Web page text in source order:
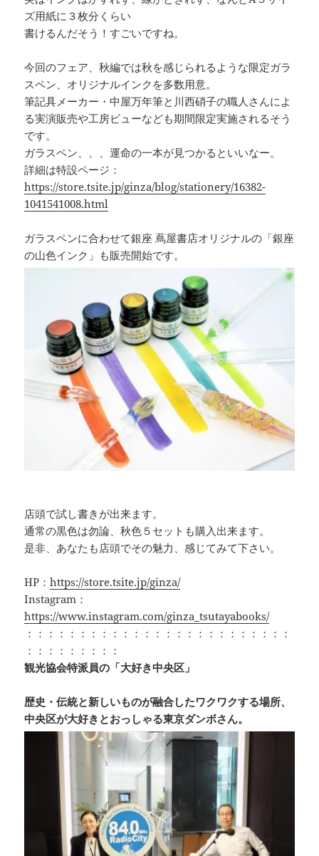
ズ用紙に３枚分くらい
書けるんだそう！すごいですね。
今回のフェア、秋編では秋を感じられるような限定ガラ
スペン、オリジナルインクを多数⽤意。
筆記具メーカー・中屋万年筆と川⻄硝⼦の職⼈さんによ
る実演販売や⼯房ビューなども期間限定実施されるそう
です。
ガラスペン、、、運命の⼀本が見つかるといいなー。
詳細は特設ページ：
https://store.tsite.jp/ginza/blog/stationery/16382-
1041541008.html
ガラスペンに合わせて銀座 蔦屋書店オリジナルの「銀座
の⼭⾊インク」も販売開始です。
店頭で試し書きが出来ます。
通常の黒色は勿論、秋色５セットも購入出来ます。
是非、あなたも店頭でその魅力、感じてみて下さい。
HP：https://store.tsite.jp/ginza/
Instagram：
https://www.instagram.com/ginza_tsutayabooks/
：：：：：：：：：：：：：：：：：：：：：：：：：
：：：：：：：：：
観光協会特派員の「大好き中央区」
歴史・伝統と新しいものが融合したワクワクする場所、
中央区が大好きとおっしゃる東京ダンボさん。